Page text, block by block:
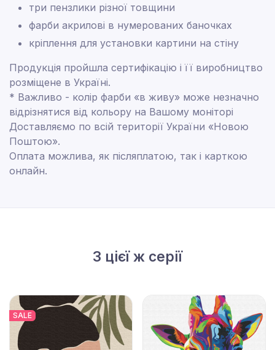
три пензлики різної товщини
фарби акрилові в нумерованих баночках
кріплення для установки картини на стіну
Продукція пройшла сертифікацію і її виробництво
розміщене в Україні.
* Важливо - колір фарби «в живу» може незначно
відрізнятися від кольору на Вашому моніторі
Доставляємо по всій території України «Новою
Поштою».
Оплата можлива, як післяплатою, так і карткою
онлайн.
З цієї ж серії
SALE